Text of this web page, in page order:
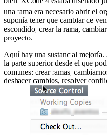
una rama era necesario abrir el
suponía tener que cambiar de
escondido, crear la rama,
proyecto.
Aquí hay una sustancial mejoría.
la parte superior desde el que
comunes: crear ramas,
deshacer cambios, resolver